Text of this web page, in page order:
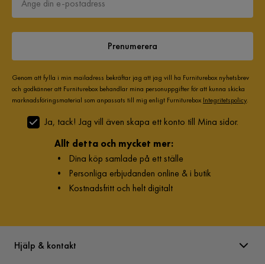
Prenumerera
Genom att fylla i min mailadress bekräftar jag att jag vill ha Furniturebox nyhetsbrev
och godkänner att Furniturebox behandlar mina personuppgifter för att kunna skicka
marknadsföringsmaterial som anpassats till mig enligt Furniturebox Integritetspolicy.
Ja, tack! Jag vill även skapa ett konto till Mina sidor.
Allt detta och mycket mer:
• Dina köp samlade på ett ställe
• Personliga erbjudanden online & i butik
• Kostnadsfritt och helt digitalt
Hjälp & kontakt